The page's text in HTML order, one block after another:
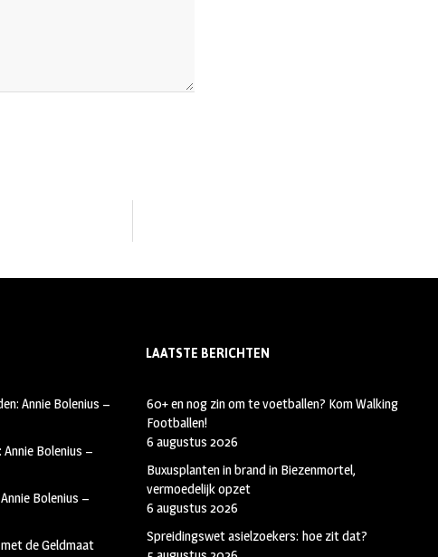
Annie Bolenius –
Annie Bolenius –
Bolenius –
de Geldmaat
LAATSTE BERICHTEN
60+ en nog zin om te voetballen? Kom Walking
Footballen!
6 augustus 2026
Buxusplanten in brand in Biezenmortel,
vermoedelijk opzet
6 augustus 2026
Spreidingswet asielzoekers: hoe zit dat?